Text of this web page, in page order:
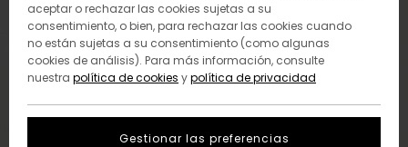
aceptar o rechazar las cookies sujetas a su
consentimiento, o bien, para rechazar las cookies cuando
no están sujetas a su consentimiento (como algunas
cookies de análisis). Para más información, consulte
nuestra política de cookies ypolítica de privacidad
Gestionar las preferencias